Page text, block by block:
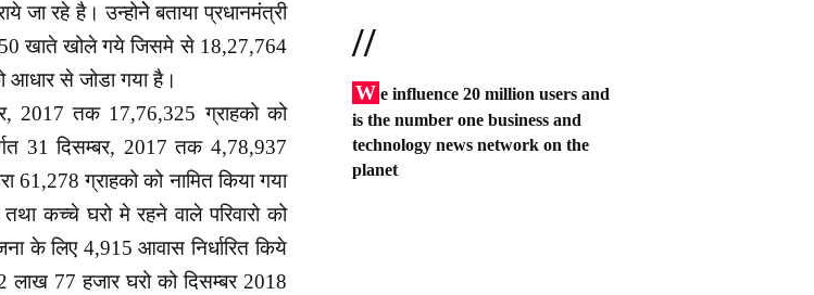
जा रहे है। उन्होनेे बताया प्रधानमंत्री
खाते खोले गये जिसमे से 18,27,764
आधार से जोडा गया है।
2017 तक 17,76,325 ग्राहको को
31 दिसम्बर, 2017 तक 4,78,937
61,278 ग्राहको को नामित किया गया
कच्चे घरो मे रहने वाले परिवारो को
के लिए 4,915 आवास निर्धारित किये
77 हजार घरो को दिसम्बर 2018
//
W e influence 20 million users and
is the number one business and
technology news network on the
planet